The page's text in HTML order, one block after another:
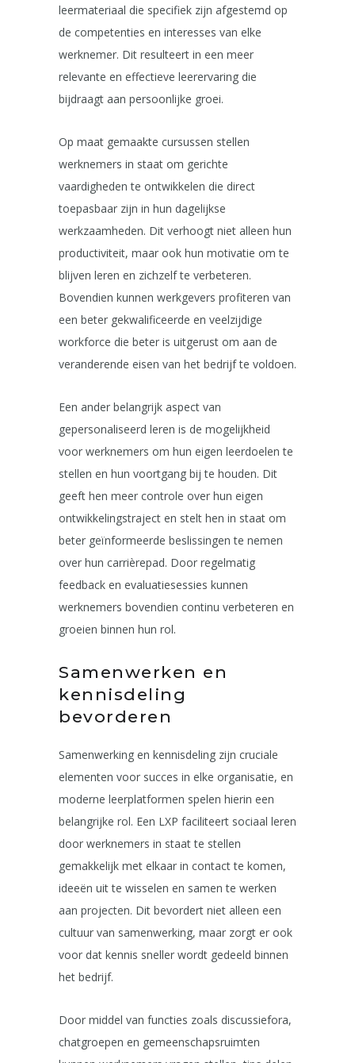
leermateriaal die specifiek zijn afgestemd op
de competenties en interesses van elke
werknemer. Dit resulteert in een meer
relevante en effectieve leerervaring die
bijdraagt aan persoonlijke groei.
Op maat gemaakte cursussen stellen
werknemers in staat om gerichte
vaardigheden te ontwikkelen die direct
toepasbaar zijn in hun dagelijkse
werkzaamheden. Dit verhoogt niet alleen hun
productiviteit, maar ook hun motivatie om te
blijven leren en zichzelf te verbeteren.
Bovendien kunnen werkgevers profiteren van
een beter gekwalificeerde en veelzijdige
workforce die beter is uitgerust om aan de
veranderende eisen van het bedrijf te voldoen.
Een ander belangrijk aspect van
gepersonaliseerd leren is de mogelijkheid
voor werknemers om hun eigen leerdoelen te
stellen en hun voortgang bij te houden. Dit
geeft hen meer controle over hun eigen
ontwikkelingstraject en stelt hen in staat om
beter geïnformeerde beslissingen te nemen
over hun carrièrepad. Door regelmatig
feedback en evaluatiesessies kunnen
werknemers bovendien continu verbeteren en
groeien binnen hun rol.
Samenwerken en
kennisdeling
bevorderen
Samenwerking en kennisdeling zijn cruciale
elementen voor succes in elke organisatie, en
moderne leerplatformen spelen hierin een
belangrijke rol. Een LXP faciliteert sociaal leren
door werknemers in staat te stellen
gemakkelijk met elkaar in contact te komen,
ideeën uit te wisselen en samen te werken
aan projecten. Dit bevordert niet alleen een
cultuur van samenwerking, maar zorgt er ook
voor dat kennis sneller wordt gedeeld binnen
het bedrijf.
Door middel van functies zoals discussiefora,
chatgroepen en gemeenschapsruimten